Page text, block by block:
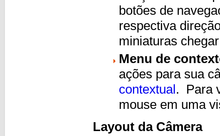
botões de
respectiva
miniaturas
Menu de
ações para sua
contextual . Para
mouse em uma
Layout da Câmera